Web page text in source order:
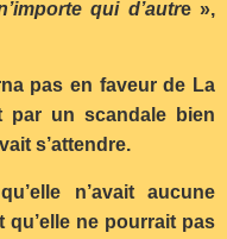
qui d’autre »,
pas en faveur de La
par un scandale bien
s’attendre.
n’avait aucune
ne pourrait pas